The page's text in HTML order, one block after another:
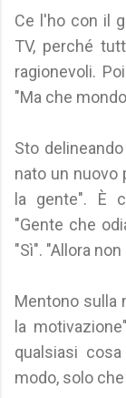
Ce l'ho con il
TV, perché
ragionevoli.
"Ma che
Sto
nato un nuovo
la gente". È
"Gente che
"Sì". "Allora
Mentono sulla
la
qualsiasi
modo, solo